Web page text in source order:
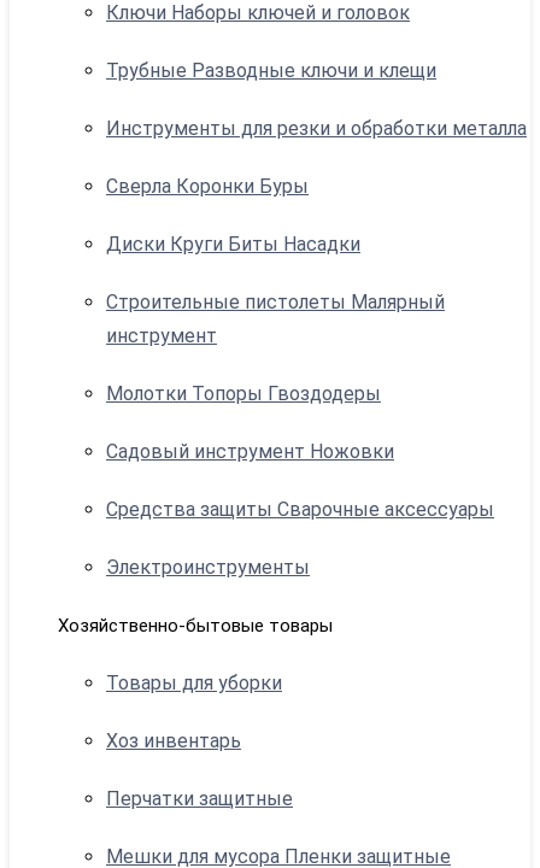
Ключи Наборы ключей и головок
Трубные Разводные ключи и клещи
Инструменты для резки и обработки металла
Сверла Коронки Буры
Диски Круги Биты Насадки
Строительные пистолеты Малярный
инструмент
Молотки Топоры Гвоздодеры
Садовый инструмент Ножовки
Средства защиты Сварочные аксессуары
Электроинструменты
Хозяйственно-бытовые товары
Товары для уборки
Хоз инвентарь
Перчатки защитные
Мешки для мусора Пленки защитные